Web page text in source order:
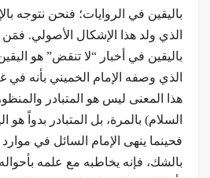
باليقين في الروايات؛ فنحن نتوجه
الذي ولد هذا الإشكال الأصولي. فمَن
باليقين في أخبار “لا تنقض” هو
الذي وصفه الإمام الخميني بأنه في
هذا المعنى ليس هو المتبادر
السلام) بالمرة، بل المتبادر بدواً هو
فحينما ينهى الإمام السائل في
بالشك، فإنه يخاطبه مع علمه